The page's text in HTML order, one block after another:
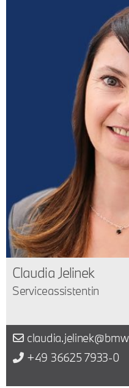
Claudia Jelinek
Serviceassistentin
+49 36625 7933-0